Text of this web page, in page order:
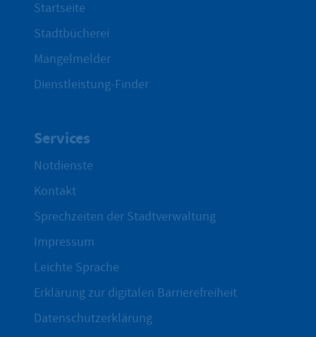
Startseite
Stadtbücherei
Mängelmelder
Dienstleistung-Finder
Services
Notdienste
Kontakt
Sprechzeiten der Stadtverwaltung
Impressum
Leichte Sprache
Erklärung zur digitalen Barrierefreiheit
Datenschutzerklärung